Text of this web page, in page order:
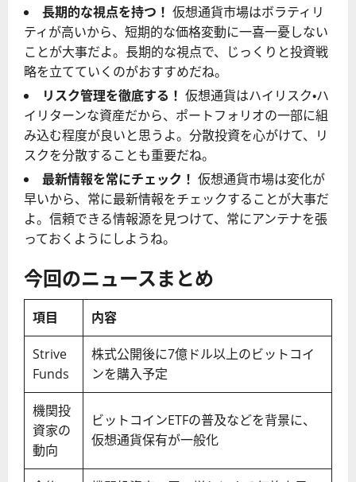
長期的な視点を持つ！ 仮想通貨市場はボラティリ
ティが高いから、短期的な価格変動に一喜一憂しない
ことが大事だよ。長期的な視点で、じっくりと投資戦
略を立てていくのがおすすめだね。
リスク管理を徹底する！ 仮想通貨はハイリスク・ハ
イリターンな資産だから、ポートフォリオの一部に組
み込む程度が良いと思うよ。分散投資を心がけて、リ
スクを分散することも重要だね。
最新情報を常にチェック！ 仮想通貨市場は変化が
早いから、常に最新情報をチェックすることが大事だ
よ。信頼できる情報源を見つけて、常にアンテナを張
っておくようにしようね。
今回のニュースまとめ
項目 内容
Strive
Funds
株式公開後に7億ドル以上のビットコイ
ンを購入予定
機関投
資家の
動向
ビットコインETFの普及などを背景に、
仮想通貨保有が一般化